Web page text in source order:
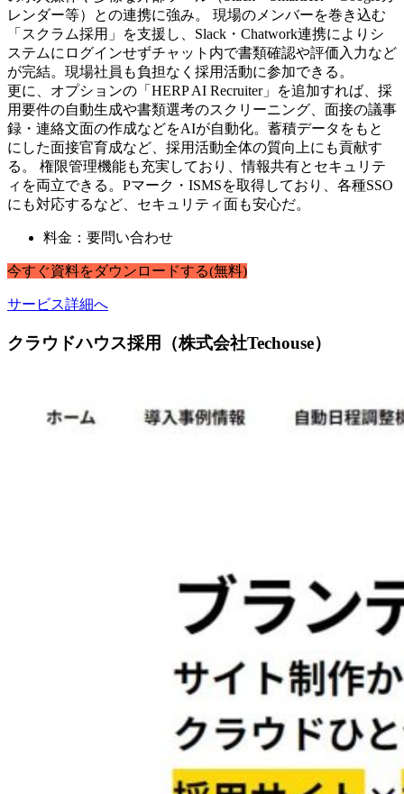
レンダー等）との連携に強み。 現場のメンバーを巻き込む
「スクラム採用」を支援し、Slack・Chatwork連携によりシ
ステムにログインせずチャット内で書類確認や評価入力など
が完結。現場社員も負担なく採用活動に参加できる。
更に、オプションの「HERP AI Recruiter」を追加すれば、採
用要件の自動生成や書類選考のスクリーニング、面接の議事
録・連絡文面の作成などをAIが自動化。蓄積データをもと
にした面接官育成など、採用活動全体の質向上にも貢献す
る。 権限管理機能も充実しており、情報共有とセキュリテ
ィを両立できる。Pマーク・ISMSを取得しており、各種SSO
にも対応するなど、セキュリティ面も安心だ。
料金：要問い合わせ
今すぐ資料をダウンロードする(無料)
サービス詳細へ
クラウドハウス採用（株式会社Techouse）